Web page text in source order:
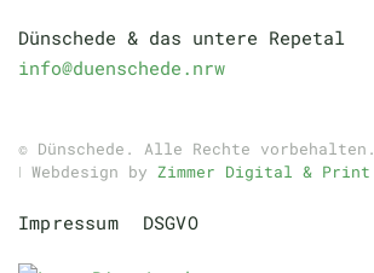
Dünschede & das untere Repetal
info@duenschede.nrw
© Dünschede. Alle Rechte vorbehalten.
ǀ Webdesign by Zimmer Digital & Print
Impressum DSGVO